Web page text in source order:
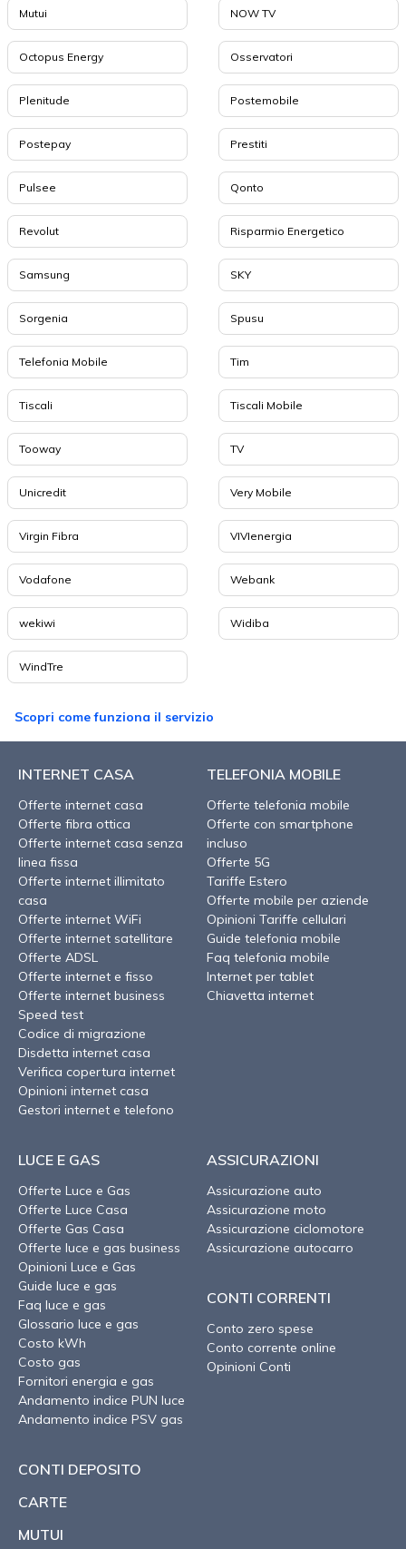
Mutui NOW TV
Octopus Energy Osservatori
Plenitude Postemobile
Postepay Prestiti
Pulsee Qonto
Revolut Risparmio Energetico
Samsung SKY
Sorgenia Spusu
Telefonia Mobile Tim
Tiscali Tiscali Mobile
Tooway TV
Unicredit Very Mobile
Virgin Fibra VIVIenergia
Vodafone Webank
wekiwi Widiba
WindTre
Scopri come funziona il servizio
INTERNET CASA
Offerte internet casa
Offerte fibra ottica
Offerte internet casa senza
linea fissa
Offerte internet illimitato
casa
Offerte internet WiFi
Offerte internet satellitare
Offerte ADSL
Offerte internet e fisso
Offerte internet business
Speed test
Codice di migrazione
Disdetta internet casa
Verifica copertura internet
Opinioni internet casa
Gestori internet e telefono
TELEFONIA MOBILE
Offerte telefonia mobile
Offerte con smartphone
incluso
Offerte 5G
Tariffe Estero
Offerte mobile per aziende
Opinioni Tariffe cellulari
Guide telefonia mobile
Faq telefonia mobile
Internet per tablet
Chiavetta internet
LUCE E GAS
Offerte Luce e Gas
Offerte Luce Casa
Offerte Gas Casa
Offerte luce e gas business
Opinioni Luce e Gas
Guide luce e gas
Faq luce e gas
Glossario luce e gas
Costo kWh
Costo gas
Fornitori energia e gas
Andamento indice PUN luce
Andamento indice PSV gas
ASSICURAZIONI
Assicurazione auto
Assicurazione moto
Assicurazione ciclomotore
Assicurazione autocarro
CONTI CORRENTI
Conto zero spese
Conto corrente online
Opinioni Conti
CONTI DEPOSITO
CARTE
MUTUI